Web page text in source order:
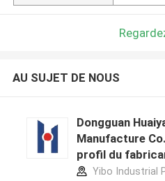
AU SUJET DE NOUS
Dongguan
Manufacture
profil du
Yibo Industrial